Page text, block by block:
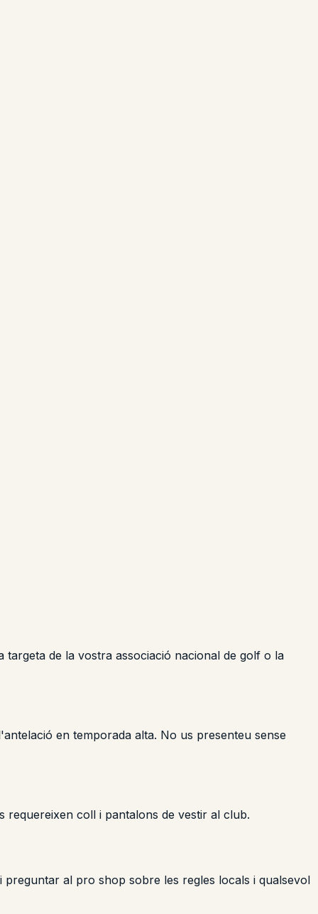
de la vostra associació nacional de golf o la
en temporada alta. No us presenteu sense
requereixen coll i pantalons de vestir al club.
al pro shop sobre les regles locals i qualsevol